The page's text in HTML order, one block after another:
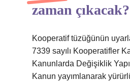
zaman çıkacak?
Kooperatif tüzüğünün
7339 sayılı Kooperatifler
Kanunlarda Değişiklik
Kanun yayımlanarak